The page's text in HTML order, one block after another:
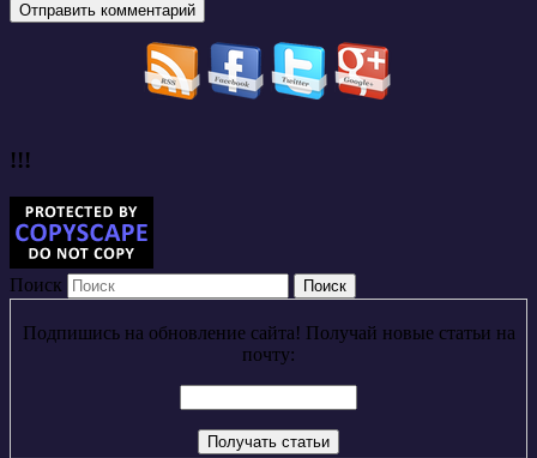
!!!
Поиск
Подпишись на обновление сайта! Получай новые статьи на
почту: